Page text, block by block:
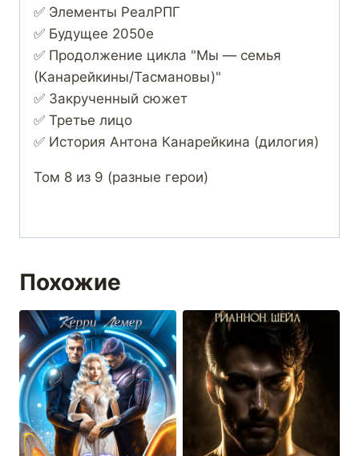
✅ Элементы РеалРПГ
✅ Будущее 2050е
✅ Продолжение цикла "Мы — семья
(Канарейкины/Тасмановы)"
✅ Закрученный сюжет
✅ Третье лицо
✅ История Антона Канарейкина (дилогия)
Том 8 из 9 (разные герои)
Похожие